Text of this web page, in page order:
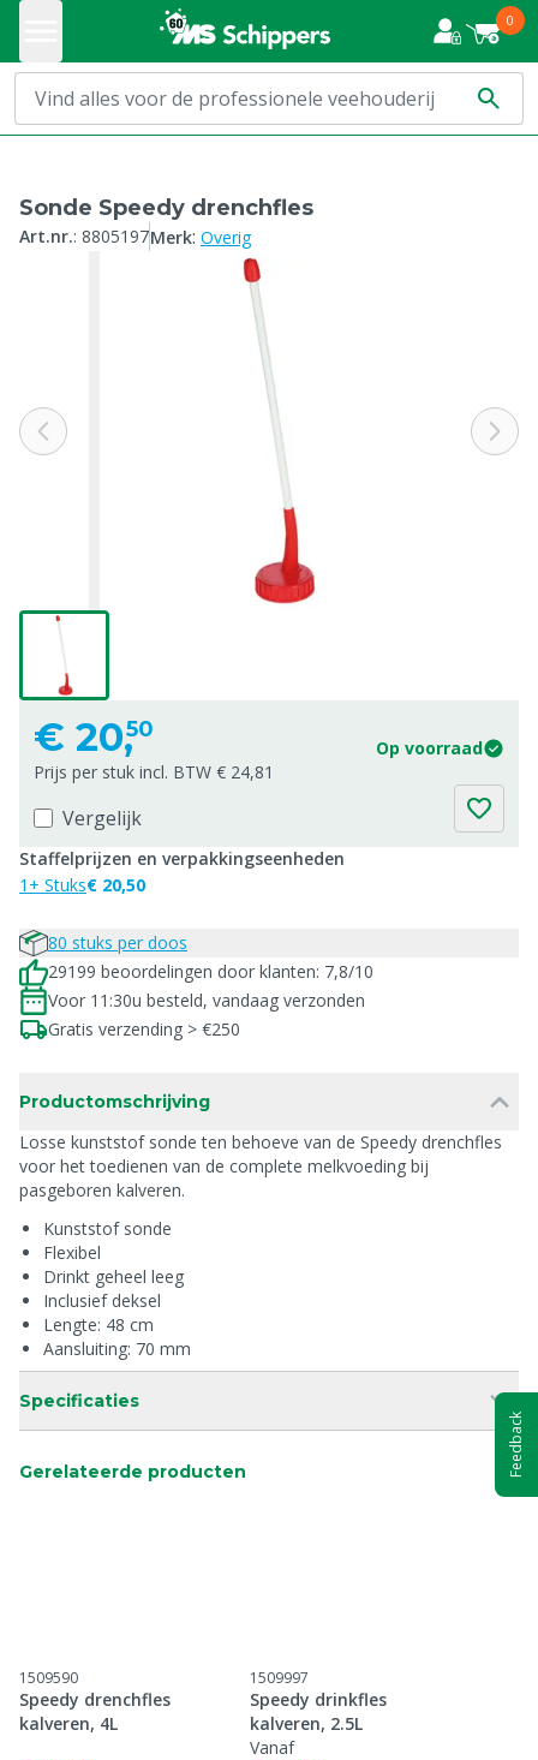
0
Sonde Speedy drenchfles
Art.nr.: 8805197Merk: Overig
€ 20,50
Op voorraad
Prijs per stuk incl. BTW € 24,81
Vergelijk
Staffelprijzen en verpakkingseenheden
1+ Stuks€ 20,50
80 stuks per doos
29199 beoordelingen door klanten: 7,8/10
Voor 11:30u besteld, vandaag verzonden
Gratis verzending > €250
Productomschrijving
Losse kunststof sonde ten behoeve van de Speedy drenchfles
voor het toedienen van de complete melkvoeding bij
pasgeboren kalveren.
Kunststof sonde
Flexibel
Drinkt geheel leeg
Inclusief deksel
Lengte: 48 cm
Aansluiting: 70 mm
Specificaties
Gerelateerde producten
1509590
Speedy drenchfles
kalveren, 4L
1509997
Speedy drinkfles
kalveren, 2.5L
Vanaf
Feedback